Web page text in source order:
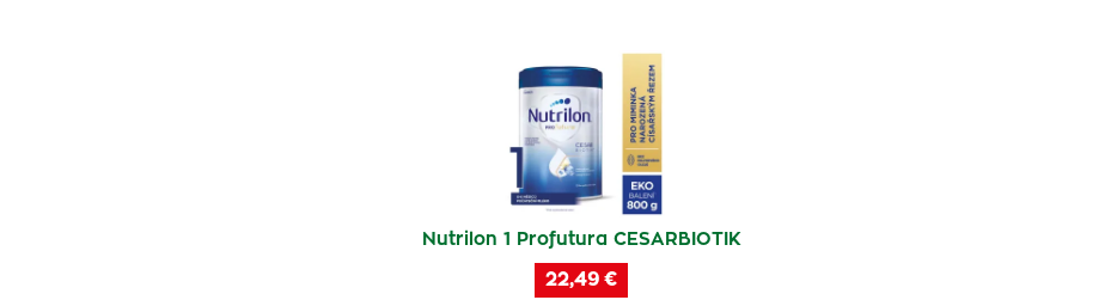
Nutrilon 1 Profutura CESARBIOTIK
22,49 €